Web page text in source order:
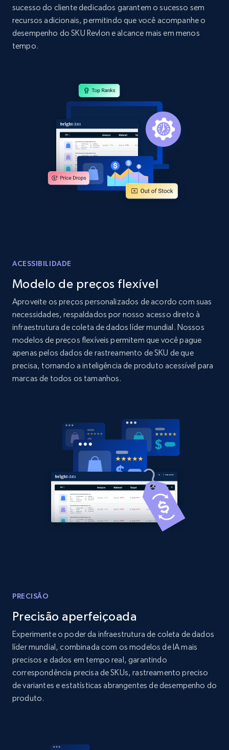
2.1K+ 375+ Comece agora
Title, Seller name, Brand, Description, Initial
price, Currency, Availability, Reviews count, and
375+ Comece agora
Amazon products global dataset - Collect
products from Brands URLs
2.1K+
Home Depot US
URL, Domain, Country code, Model number,
Sku, Product id, Product name, Manufacturer,
and more.
2.1K+ 353+
Home Depot US - Gather data on products
using specified keywords
URL, Domain, Country code, Model number,
Sku, Product id, Product name, Manufacturer,
and more.
353+ Comece agora
Sku, Product id, Product name, Manufacturer,
and more.
2.1K+ 353+ Comece agora
Home Depot US - Discover products by
specified UPC
sucesso do cliente dedicados garantem o sucesso sem
recursos adicionais, permitindo que você acompanhe o
desempenho do SKU Revlon e alcance mais em menos
tempo.
ACESSIBILIDADE
Modelo de preços flexível
Aproveite os preços personalizados de acordo com suas
necessidades, respaldados por nosso acesso direto à
infraestrutura de coleta de dados líder mundial. Nossos
modelos de preços flexíveis permitem que você pague
apenas pelos dados de rastreamento de SKU de que
precisa, tornando a inteligência de produto acessível para
marcas de todos os tamanhos.
PRECISÃO
Precisão aperfeiçoada
Experimente o poder da infraestrutura de coleta de dados
líder mundial, combinada com os modelos de IA mais
precisos e dados em tempo real, garantindo
correspondência precisa de SKUs, rastreamento preciso
de variantes e estatísticas abrangentes de desempenho do
produto.